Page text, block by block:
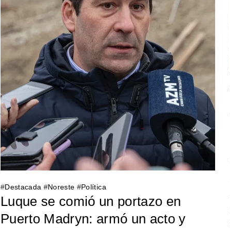
#Destacada #Noreste #Política
Luque se comió un portazo en
Puerto Madryn: armó un acto y